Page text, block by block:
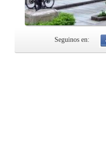
Seguinos en: